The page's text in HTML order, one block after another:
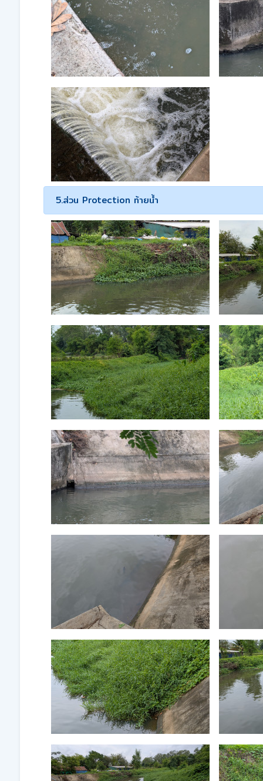
5.ส่วน Protection ท้ายน้ำ